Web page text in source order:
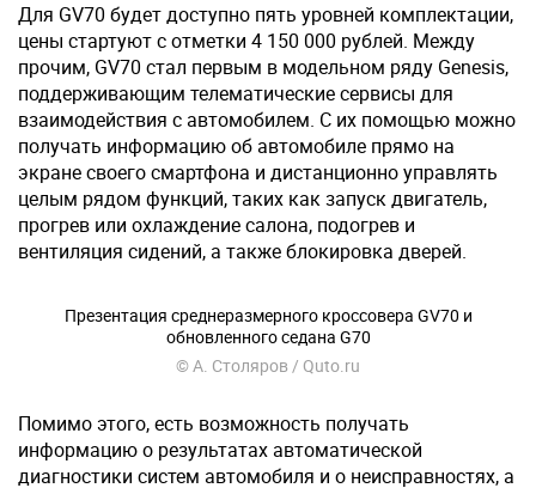
Для GV70 будет доступно пять уровней комплектации,
цены стартуют с отметки 4 150 000 рублей. Между
прочим, GV70 стал первым в модельном ряду Genesis,
поддерживающим телематические сервисы для
взаимодействия с автомобилем. С их помощью можно
получать информацию об автомобиле прямо на
экране своего смартфона и дистанционно управлять
целым рядом функций, таких как запуск двигатель,
прогрев или охлаждение салона, подогрев и
вентиляция сидений, а также блокировка дверей.
Презентация среднеразмерного кроссовера GV70 и
обновленного седана G70
© А. Столяров / Quto.ru
Помимо этого, есть возможность получать
информацию о результатах автоматической
диагностики систем автомобиля и о неисправностях, а